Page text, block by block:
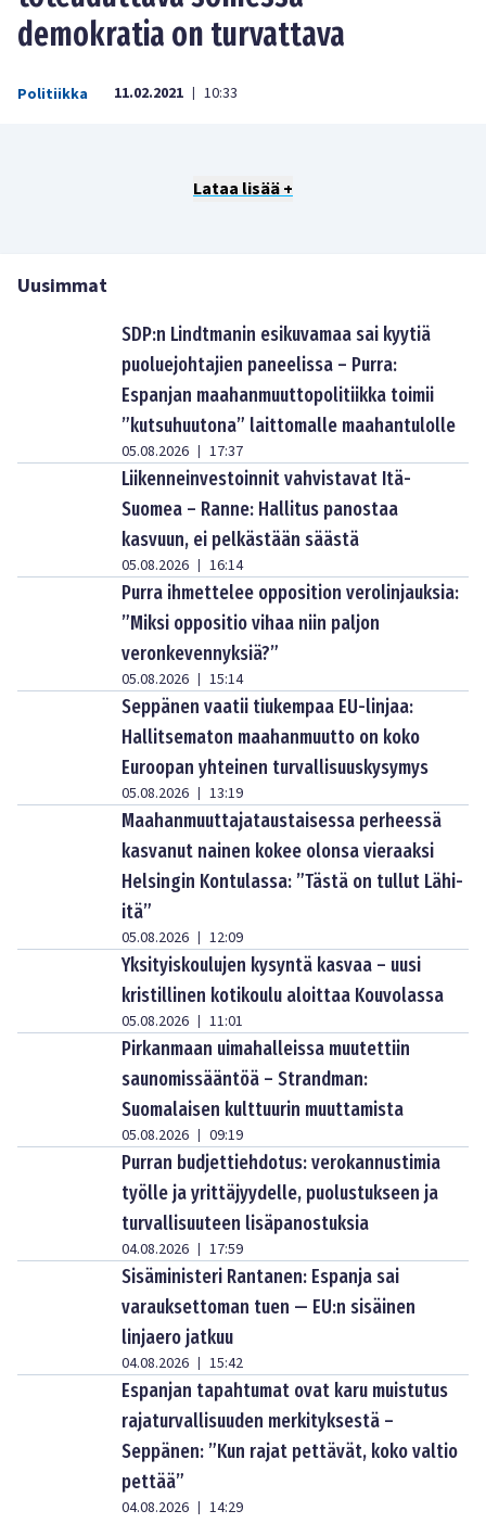
demokratia on turvattava
Politiikka 11.02.2021 | 10:33
Lataa lisää +
Uusimmat
SDP:n Lindtmanin esikuvamaa sai kyytiä
puoluejohtajien paneelissa – Purra:
Espanjan maahanmuuttopolitiikka toimii
”kutsuhuutona” laittomalle maahantulolle
05.08.2026 | 17:37
Liikenneinvestoinnit vahvistavat Itä-
Suomea – Ranne: Hallitus panostaa
kasvuun, ei pelkästään säästä
05.08.2026 | 16:14
Purra ihmettelee opposition verolinjauksia:
”Miksi oppositio vihaa niin paljon
veronkevennyksiä?”
05.08.2026 | 15:14
Seppänen vaatii tiukempaa EU-linjaa:
Hallitsematon maahanmuutto on koko
Euroopan yhteinen turvallisuuskysymys
05.08.2026 | 13:19
Maahanmuuttajataustaisessa perheessä
kasvanut nainen kokee olonsa vieraaksi
Helsingin Kontulassa: ”Tästä on tullut Lähi-
itä”
05.08.2026 | 12:09
Yksityiskoulujen kysyntä kasvaa – uusi
kristillinen kotikoulu aloittaa Kouvolassa
05.08.2026 | 11:01
Pirkanmaan uimahalleissa muutettiin
saunomissääntöä – Strandman:
Suomalaisen kulttuurin muuttamista
05.08.2026 | 09:19
Purran budjettiehdotus: verokannustimia
työlle ja yrittäjyydelle, puolustukseen ja
turvallisuuteen lisäpanostuksia
04.08.2026 | 17:59
Sisäministeri Rantanen: Espanja sai
varauksettoman tuen — EU:n sisäinen
linjaero jatkuu
04.08.2026 | 15:42
Espanjan tapahtumat ovat karu muistutus
rajaturvallisuuden merkityksestä –
Seppänen: ”Kun rajat pettävät, koko valtio
pettää”
04.08.2026 | 14:29